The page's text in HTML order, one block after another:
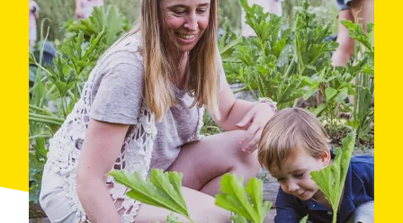
kommen. Der Besuch der Gärten sensibilisiert für die
Verbindung zwischen unserer Ernährung und der
Gesundheit unseres Planeten und betont die
Bedeutung von lokaler und biologischer Produktion,
um den CO₂-Fußabdruck zu verringern.
Diese Aktivität ist für alle Altersgruppen konzipiert.
Kinder werden es lieben, die Pflanzen zu erkunden,
die Erde zu berühren und zu entdecken, wie ihr
Lieblingsobst und -gemüse wächst.